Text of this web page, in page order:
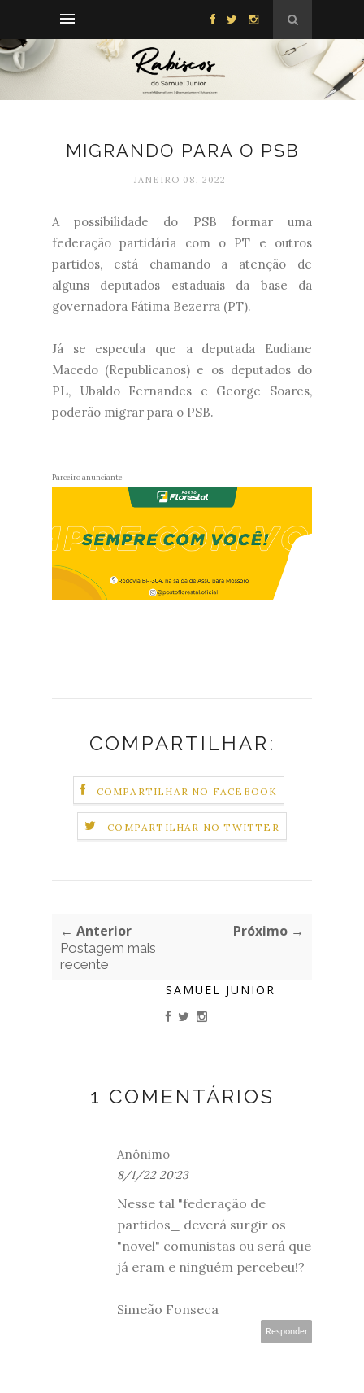
MIGRANDO PARA O PSB
JANEIRO 08, 2022
A possibilidade do PSB formar uma
federação partidária com o PT e outros
partidos, está chamando a atenção de
alguns deputados estaduais da base da
governadora Fátima Bezerra (PT).
Já se especula que a deputada Eudiane
Macedo (Republicanos) e os deputados do
PL, Ubaldo Fernandes e George Soares,
poderão migrar para o PSB.
Parceiro anunciante
COMPARTILHAR:
COMPARTILHAR NO FACEBOOK
COMPARTILHAR NO TWITTER
← Anterior
Postagem mais
recente
Próximo →
SAMUEL JUNIOR
1 COMENTÁRIOS
Anônimo
8/1/22 20:23
Nesse tal "federação de
partidos_ deverá surgir os
"novel" comunistas ou será que
já eram e ninguém percebeu!?
Simeão Fonseca
Responder